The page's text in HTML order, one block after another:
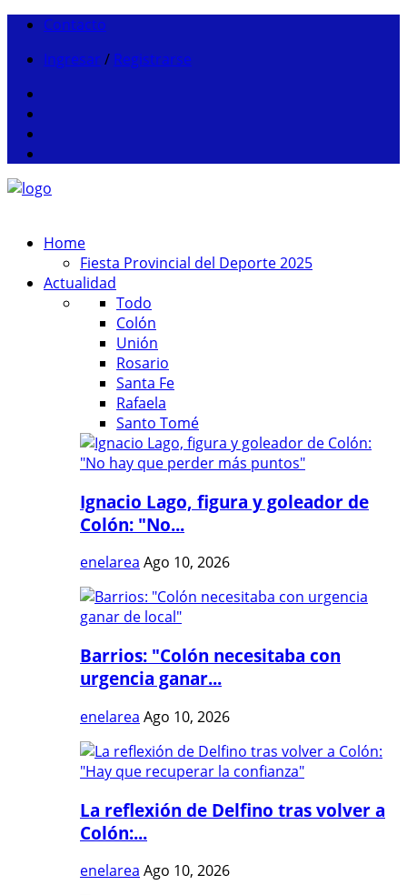
Contacto
Ingresar / Registrarse
Home
Fiesta Provincial del Deporte 2025
Actualidad
Todo
Colón
Unión
Rosario
Santa Fe
Rafaela
Santo Tomé
Ignacio Lago, figura y goleador de
Colón: "No...
enelarea Ago 10, 2026
Barrios: "Colón necesitaba con
urgencia ganar...
enelarea Ago 10, 2026
La reflexión de Delfino tras volver a
Colón:...
enelarea Ago 10, 2026